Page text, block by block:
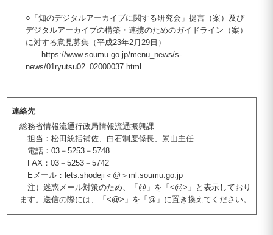
○「知のデジタルアーカイブに関する研究会」提言（案）及び
デジタルアーカイブの構築・連携のためのガイドライン（案）
に対する意見募集（平成23年2月29日）
https://www.soumu.go.jp/menu_news/s-
news/01ryutsu02_02000037.html
連絡先
総務省情報流通行政局情報流通振興課
担当：松田統括補佐、白石制度係長、景山主任
電話：03－5253－5748
FAX：03－5253－5742
Eメール：lets.shodeji＜@＞ml.soumu.go.jp
注）迷惑メール対策のため、「@」を「<@>」と表示しており
ます。送信の際には、「<@>」を「@」に置き換えてください。